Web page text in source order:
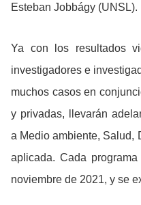
Esteban Jobbágy (UNSL).
Ya con los resultados
investigadores e
muchos casos en
y privadas, llevarán
a Medio ambiente, Salud,
aplicada. Cada
noviembre de 2021, y se